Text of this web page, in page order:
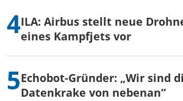
ILA: Airbus stellt neue
eines Kampfjets vor
Echobot-Gründer: „Wir sind
Datenkrake von nebenan“